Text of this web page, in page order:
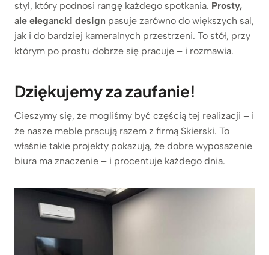
styl, który podnosi rangę każdego spotkania. Prosty,
ale elegancki design pasuje zarówno do większych sal,
jak i do bardziej kameralnych przestrzeni. To stół, przy
którym po prostu dobrze się pracuje – i rozmawia.
Dziękujemy za zaufanie!
Cieszymy się, że mogliśmy być częścią tej realizacji – i
że nasze meble pracują razem z firmą Skierski. To
właśnie takie projekty pokazują, że dobre wyposażenie
biura ma znaczenie – i procentuje każdego dnia.